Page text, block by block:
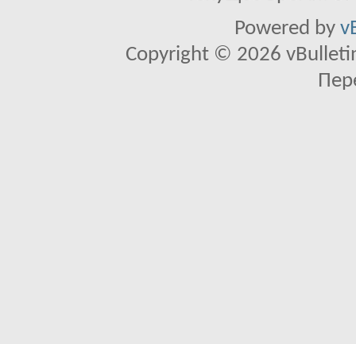
Powered by
Copyright © 2026